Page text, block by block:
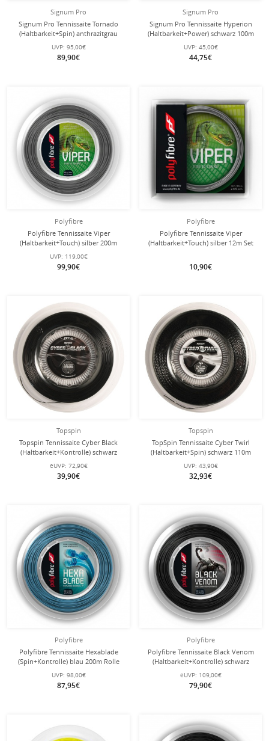
Signum Pro
Signum Pro Tennissaite Tornado
(Haltbarkeit+Spin) anthrazitgrau
200m Rolle
UVP: 95,00€
89,90€
Signum Pro
Signum Pro Tennissaite Hyperion
(Haltbarkeit+Power) schwarz 100m
Rolle
UVP: 45,00€
44,75€
Polyfibre
Polyfibre Tennissaite Viper
(Haltbarkeit+Touch) silber 200m
Rolle
UVP: 119,00€
99,90€
Polyfibre
Polyfibre Tennissaite Viper
(Haltbarkeit+Touch) silber 12m Set
10,90€
Topspin
Topspin Tennissaite Cyber Black
(Haltbarkeit+Kontrolle) schwarz
220m Rolle
eUVP: 72,90€
39,90€
Topspin
TopSpin Tennissaite Cyber Twirl
(Haltbarkeit+Spin) schwarz 110m
Rolle
UVP: 43,90€
32,93€
Polyfibre
Polyfibre Tennissaite Hexablade
(Spin+Kontrolle) blau 200m Rolle
UVP: 98,00€
87,95€
Polyfibre
Polyfibre Tennissaite Black Venom
(Haltbarkeit+Kontrolle) schwarz
200m Rolle
eUVP: 109,00€
79,90€